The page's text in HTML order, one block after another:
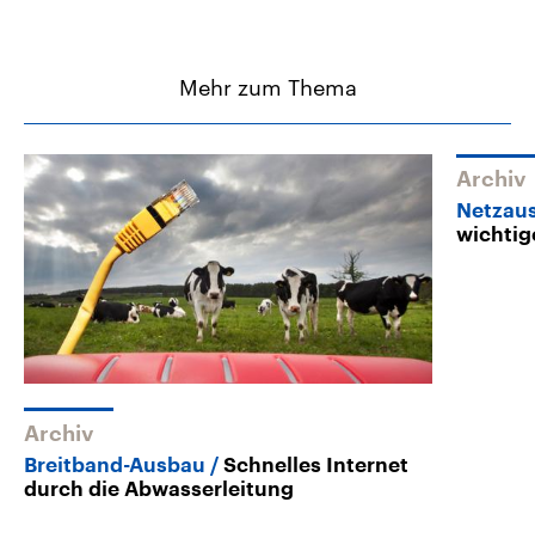
Mehr zum Thema
Archiv
Breitband-Ausbau
Schnelles Internet
durch die Abwasserleitung
Archiv